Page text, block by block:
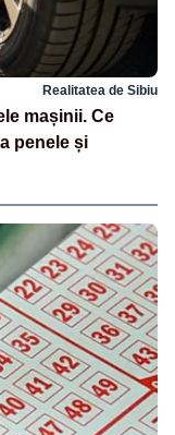
Realitatea de Sibiu
mașinii. Ce
penele și